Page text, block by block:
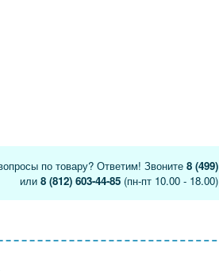
по товару? Ответим! Звоните 8
или 8 (812) 603-44-85(пн-пт 10.00 - 18.00)